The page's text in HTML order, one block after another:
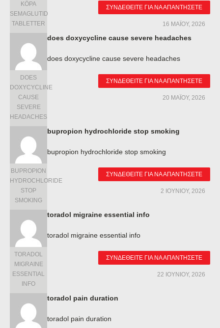
KÖPA
SEMAGLUTID
TABLETTER
ΣΥΝΔΕΘΕΊΤΕ ΓΙΑ ΝΑ ΑΠΑΝΤΉΣΕΤΕ
16 ΜΑΪ́ΟΥ, 2026
DOES
DOXYCYCLINE
CAUSE
SEVERE
HEADACHES
does doxycycline cause severe headaches
does doxycycline cause severe headaches
ΣΥΝΔΕΘΕΊΤΕ ΓΙΑ ΝΑ ΑΠΑΝΤΉΣΕΤΕ
20 ΜΑΪ́ΟΥ, 2026
BUPROPION
HYDROCHLORIDE
STOP
SMOKING
bupropion hydrochloride stop smoking
bupropion hydrochloride stop smoking
ΣΥΝΔΕΘΕΊΤΕ ΓΙΑ ΝΑ ΑΠΑΝΤΉΣΕΤΕ
2 ΙΟΥΝΊΟΥ, 2026
TORADOL
MIGRAINE
ESSENTIAL
INFO
toradol migraine essential info
toradol migraine essential info
ΣΥΝΔΕΘΕΊΤΕ ΓΙΑ ΝΑ ΑΠΑΝΤΉΣΕΤΕ
22 ΙΟΥΝΊΟΥ, 2026
toradol pain duration
toradol pain duration